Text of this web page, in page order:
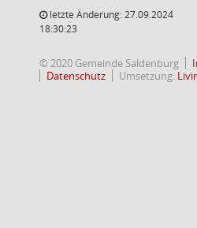
letzte Änderung: 27.09.2024
18:30:23
© 2020 Gemeinde Saldenburg
Datenschutz
Umsetzung: